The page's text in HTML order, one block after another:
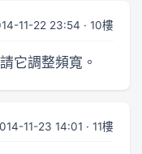
11-22 23:54 · 10樓
它調整頻寬。
11-23 14:01 · 11樓